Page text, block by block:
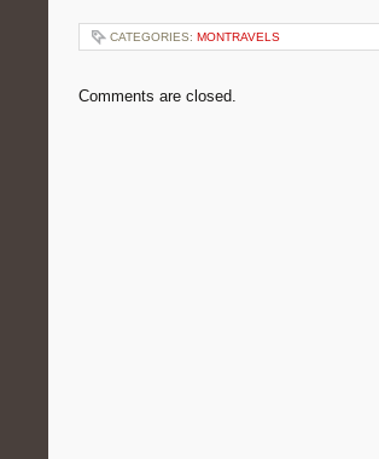
CATEGORIES: MONTRAVELS
Comments are closed.